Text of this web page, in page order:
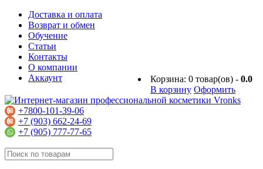
Доставка и оплата
Возврат и обмен
Обучение
Статьи
Контакты
О компании
Корзина: 0 товар(ов) - 0.0
В корзину Оформить
Аккаунт
+7800-101-39-06
+7 (903) 662-24-69
+7 (905) 777-77-65